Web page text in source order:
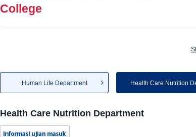
College
Human Life Department Health Care Nutrition
Health Care Nutrition Department